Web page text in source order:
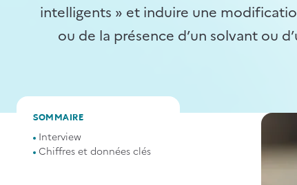
intelligents » et induire une
ou de la présence d’un solvant ou
SOMMAIRE
Interview
Chiffres et données clés